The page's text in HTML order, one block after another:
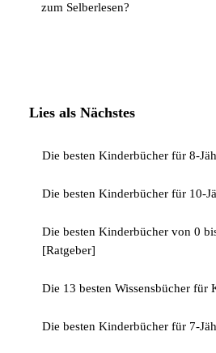
zum Selberlesen?
Lies als Nächstes
Die besten Kinderbücher für 8-
Die besten Kinderbücher für 10-
Die besten Kinderbücher von 0
[Ratgeber]
Die 13 besten Wissensbücher für
Die besten Kinderbücher für 7-